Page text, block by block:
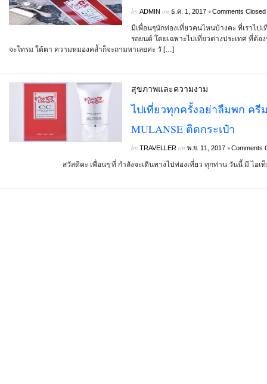
by ADMIN on ธ.ค. 1, 2017 •Comments Closed
มีเพื่อนๆนักท่องเที่ยวคนไหนบ้างคะ ที่เราไป
รถยนต์ โดยเฉพาะไปเที่ยวต่างประเทศ ที่ต้
จะโทรม ใต้ตา ความหมองคล้ำก็จะถามหาเลยค่ะ วั […]
สุขภาพและความงาม
ไปเที่ยวทุกครั้งอย่าลืมพก ครี
MULANSE ติดกระเป๋า
by TRAVELLER on พ.ย. 11, 2017 •Comments
สวัสดีคะ เพื่อนๆ ที่ กำลังจะเดินทางไปท่องเที่ยว ทุกท่าน วันนี้ มี ไอเท็ม